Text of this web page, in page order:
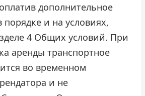
дополнительное
и на условиях,
4 Общих условий. При
аренды транспортное
во временном
и не